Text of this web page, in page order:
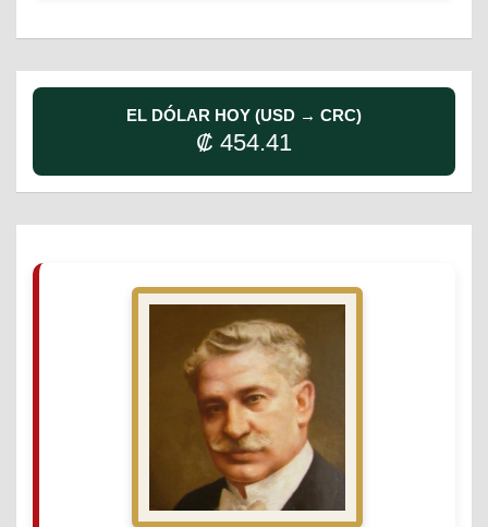
EL DÓLAR HOY (USD → CRC)
₡ 454.41